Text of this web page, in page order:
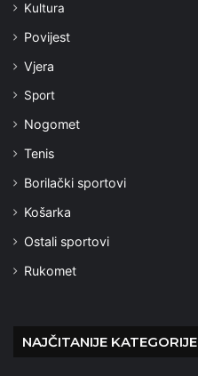
Kultura
Povijest
Vjera
Sport
Nogomet
Tenis
Borilački sportovi
Košarka
Ostali sportovi
Rukomet
NAJČITANIJE KATEGORIJE